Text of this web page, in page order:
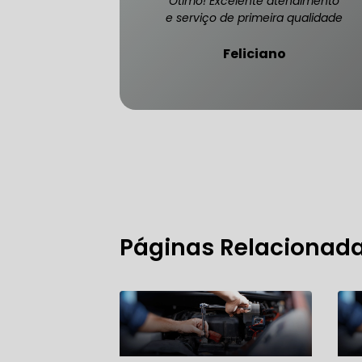
OFICINA
e serviço de primeira qualidade
Feliciano
Páginas